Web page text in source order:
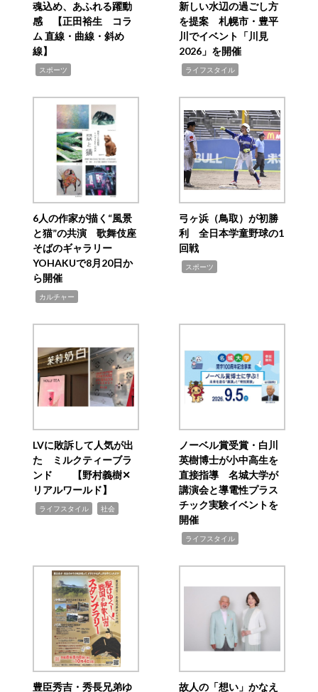
魂込め、あふれる躍動
感 【正田裕生 コラ
ム 直線・曲線・斜め
線】
スポーツ
新しい水辺の過ごし方
を提案 札幌市・豊平
川でイベント「川見
2026」を開催
ライフスタイル
6人の作家が描く“風景
と猫”の共演 歌舞伎座
そばのギャラリー
YOHAKUで8月20日か
ら開催
カルチャー
弓ヶ浜（鳥取）が初勝
利 全日本学童野球の1
回戦
スポーツ
LVに敗訴して人気が出
た ミルクティーブラ
ンド 【野村義樹✕
リアルワールド】
ライフスタイル 社会
ノーベル賞受賞・白川
英樹博士が小中高生を
直接指導 名城大学が
講演会と導電性プラス
チック実験イベントを
開催
ライフスタイル
豊臣秀吉・秀長兄弟ゆ
故人の「想い」かなえ